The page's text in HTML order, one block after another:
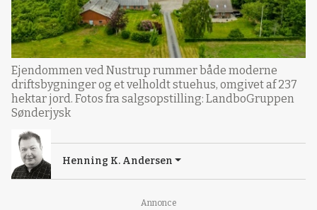
Annonce
Ejendommen ved Nustrup rummer både moderne
driftsbygninger og et velholdt stuehus, omgivet af 237
hektar jord. Fotos fra salgsopstilling: LandboGruppen
Sønderjysk
Henning K. Andersen